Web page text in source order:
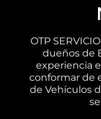
OTP
dueños de
experiencia
conformar de
de Vehículos